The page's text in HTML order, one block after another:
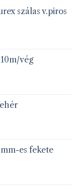
szálas v.piros
vég
es fekete